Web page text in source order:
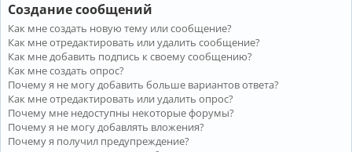
Создание сообщений
Как мне создать новую тему или сообщение?
Как мне отредактировать или удалить сообщение?
Как мне добавить подпись к своему сообщению?
Как мне создать опрос?
Почему я не могу добавить больше вариантов ответа?
Как мне отредактировать или удалить опрос?
Почему мне недоступны некоторые форумы?
Почему я не могу добавлять вложения?
Почему я получил предупреждение?